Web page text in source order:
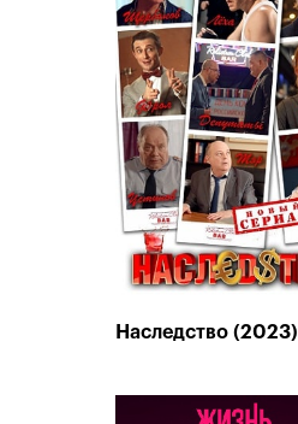
Наследство (2023)